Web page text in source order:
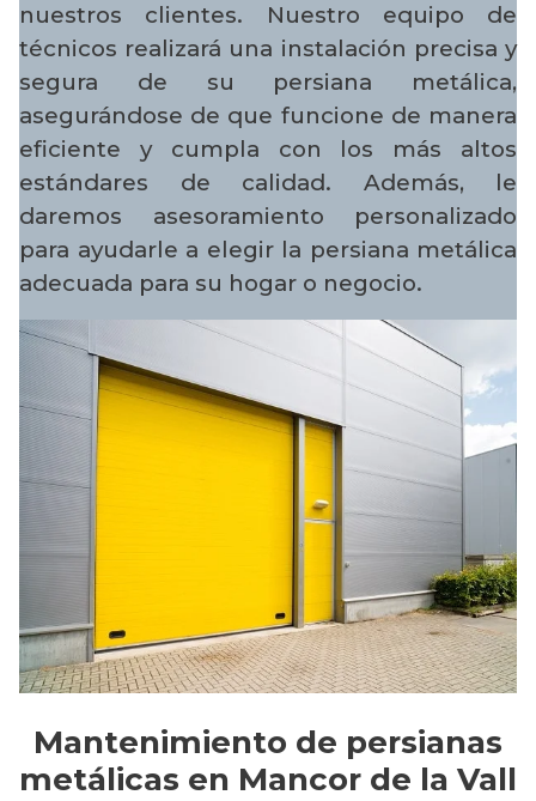
nuestros clientes. Nuestro equipo de
técnicos realizará una instalación precisa y
segura de su persiana metálica,
asegurándose de que funcione de manera
eficiente y cumpla con los más altos
estándares de calidad. Además, le
daremos asesoramiento personalizado
para ayudarle a elegir la persiana metálica
adecuada para su hogar o negocio.
Mantenimiento de persianas
metálicas en Mancor de la Vall